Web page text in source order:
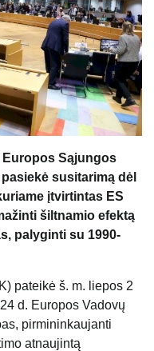
Sąjungos
susitarimą dėl
įtvirtintas ES
šiltnamio efektą
palyginti su 1990-
pateikė š. m. liepos 2
d. Europos Vadovų
pirmininkaujanti
atnaujintą